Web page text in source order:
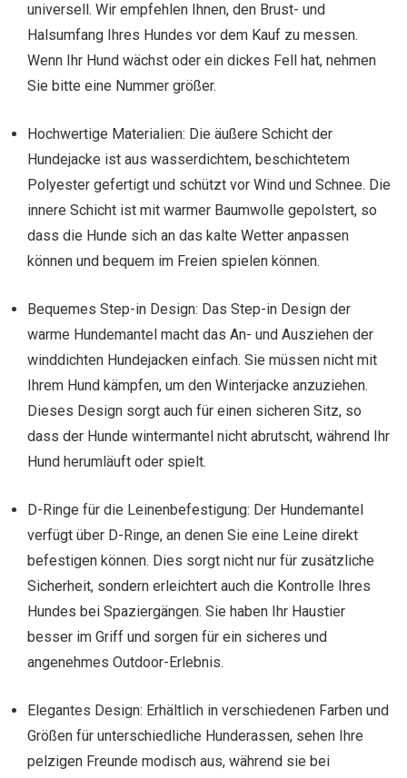
universell. Wir empfehlen Ihnen, den Brust- und
Halsumfang Ihres Hundes vor dem Kauf zu messen.
Wenn Ihr Hund wächst oder ein dickes Fell hat, nehmen
Sie bitte eine Nummer größer.
Hochwertige Materialien: Die äußere Schicht der
Hundejacke ist aus wasserdichtem, beschichtetem
Polyester gefertigt und schützt vor Wind und Schnee. Die
innere Schicht ist mit warmer Baumwolle gepolstert, so
dass die Hunde sich an das kalte Wetter anpassen
können und bequem im Freien spielen können.
Bequemes Step-in Design: Das Step-in Design der
warme Hundemantel macht das An- und Ausziehen der
winddichten Hundejacken einfach. Sie müssen nicht mit
Ihrem Hund kämpfen, um den Winterjacke anzuziehen.
Dieses Design sorgt auch für einen sicheren Sitz, so
dass der Hunde wintermantel nicht abrutscht, während Ihr
Hund herumläuft oder spielt.
D-Ringe für die Leinenbefestigung: Der Hundemantel
verfügt über D-Ringe, an denen Sie eine Leine direkt
befestigen können. Dies sorgt nicht nur für zusätzliche
Sicherheit, sondern erleichtert auch die Kontrolle Ihres
Hundes bei Spaziergängen. Sie haben Ihr Haustier
besser im Griff und sorgen für ein sicheres und
angenehmes Outdoor-Erlebnis.
Elegantes Design: Erhältlich in verschiedenen Farben und
Größen für unterschiedliche Hunderassen, sehen Ihre
pelzigen Freunde modisch aus, während sie bei